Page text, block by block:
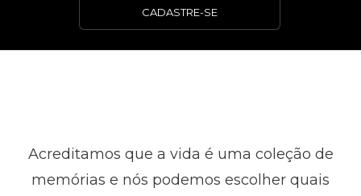
CADASTRE-SE
Acreditamos que a vida é uma coleção de
memórias e nós podemos escolher quais